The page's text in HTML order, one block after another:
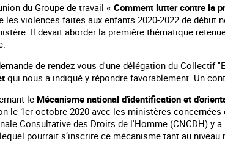
du Groupe de travail « Comment lutter contre la
les violences faites aux enfants 2020-2022 de
Il devait aborder la première thématique
de rendez vous d'une délégation du Collectif
qui nous a indiqué y répondre favorablement. Un
le Mécanisme national d'identification et
le 1er octobre 2020 avec les ministères
Consultative des Droits de l'Homme (CNCDH) y
pourrait s’inscrire ce mécanisme tant au niveau